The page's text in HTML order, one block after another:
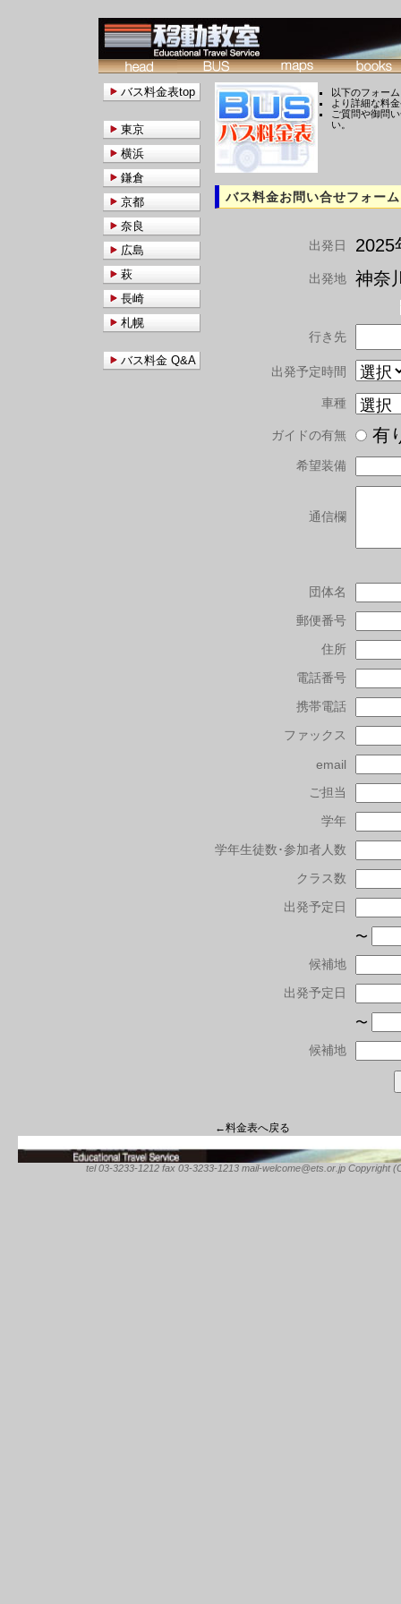
以下のフォー
より詳細な料
ご質問や御問
い。
バス料金お問い合せフォーム
出発日 2025
出発地 神奈
行き先
出発予定時間
車種
ガイドの有無
希望装備
通信欄
団体名
郵便番号
住所
電話番号
携帯電話
ファックス
email
ご担当
学年
学年生徒数･参加者人数
クラス数
出発予定日
〜
候補地
出発予定日
〜
候補地
←料金表へ戻る
バス料金表top
東京
横浜
鎌倉
京都
奈良
広島
萩
長崎
札幌
バス料金 Q&A
tel 03-3233-1212 fax 03-3233-1213 mail-welcome@ets.or.jp Copyright